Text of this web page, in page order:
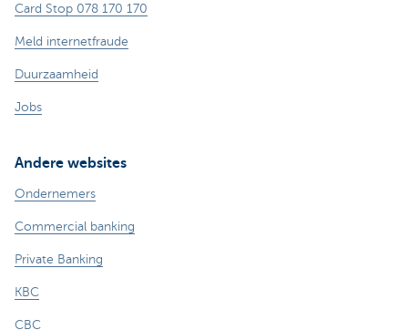
Card Stop 078 170 170
Meld internetfraude
Duurzaamheid
Jobs
Andere websites
Ondernemers
Commercial banking
Private Banking
KBC
CBC